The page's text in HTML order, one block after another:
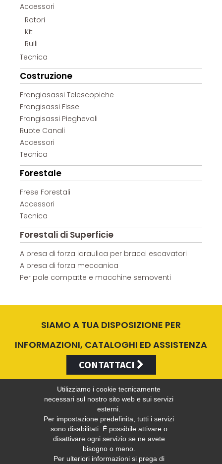
Accessori
Rotori
Kit
Rulli
Tecnica
Costruzione
Frangiasassi Telescopiche
Frangisassi Fisse
Frangisassi Pieghevoli
Ruote Canali
Accessori
Tecnica
Forestale
Frese Forestali
Accessori
Tecnica
Forestali di Superficie
A presa di forza idraulica per bracci escavatori
A presa di forza meccanica
Per pale compatte e macchine semoventi
SIAMO A TUA DISPOSIZIONE PER
INFORMAZIONI, CATALOGHI ED ASSISTENZA
CONTATTACI
Valentini Antonio s.r.l.
Tel +39 049 5790797 - Fax +39 049 9316876 - info@valentini-
Utilizziamo i cookie tecnicamente
necessari sul nostro sito web e sui servizi
esterni.
Per impostazione predefinita, tutti i servizi
sono disabilitati. È possibile attivare o
disattivare ogni servizio se ne avete
bisogno o meno.
Per ulteriori informazioni si prega di